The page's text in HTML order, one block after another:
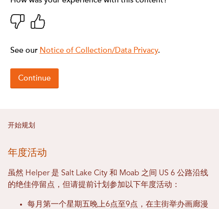
开始规划
年度活动
虽然 Helper 是 Salt Lake City 和 Moab 之间 US 6 公路沿线
的绝佳停留点，但请提前计划参加以下年度活动：
每月第一个星期五晚上6点至9点，在主街举办画廊漫